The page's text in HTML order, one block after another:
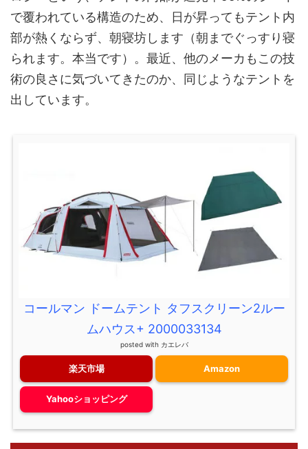
で覆われている構造のため、日が昇ってもテント内
部が熱くならず、朝寝坊します（朝までぐっすり寝
られます。本当です）。最近、他のメーカもこの技
術の良さに気づいてきたのか、同じようなテントを
出しています。
コールマン ドームテント タフスクリーン2ルー
ムハウス+ 2000033134
posted with カエレバ
楽天市場 Amazon
Yahooショッピング